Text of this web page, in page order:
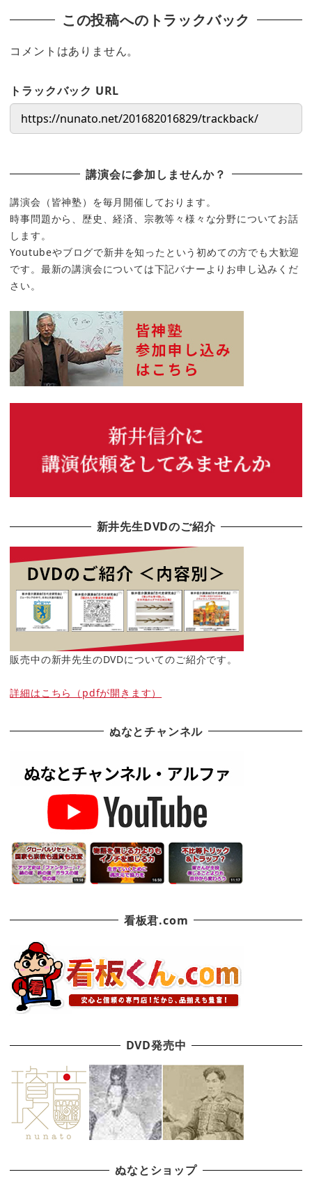
この投稿へのトラックバック
コメントはありません。
トラックバック URL
講演会に参加しませんか？
講演会（皆神塾）を毎月開催しております。
時事問題から、歴史、経済、宗教等々様々な分野についてお話
します。
Youtubeやブログで新井を知ったという初めての方でも大歓迎
です。最新の講演会については下記バナーよりお申し込みくだ
さい。
新井先生DVDのご紹介
販売中の新井先生のDVDについてのご紹介です。
詳細はこちら（pdfが開きます）
ぬなとチャンネル
看板君.com
DVD発売中
ぬなとショップ